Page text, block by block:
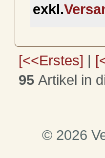
exkl.
[<<Erstes] |
95 Artikel in
© 2026